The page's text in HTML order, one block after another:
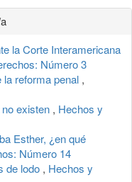
la Corte Interamericana
Número 3
la reforma penal ,
existen , Hechos y
Esther, ¿en qué
Número 14
de lodo , Hechos y